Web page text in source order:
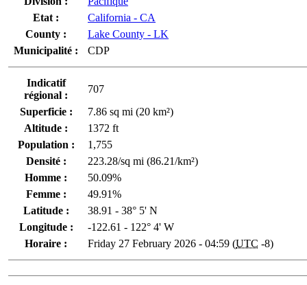
Etat :
California - CA
County :
Lake County - LK
Municipalité :
CDP
Indicatif
régional :
707
Superficie :
7.86 sq mi (20 km²)
Altitude :
1372 ft
Population :
1,755
Densité :
223.28/sq mi (86.21/km²)
Homme :
50.09%
Femme :
49.91%
Latitude :
38.91 - 38° 5' N
Longitude :
-122.61 - 122° 4' W
Horaire :
Friday 27 February 2026 - 04:59 (UTC -8)